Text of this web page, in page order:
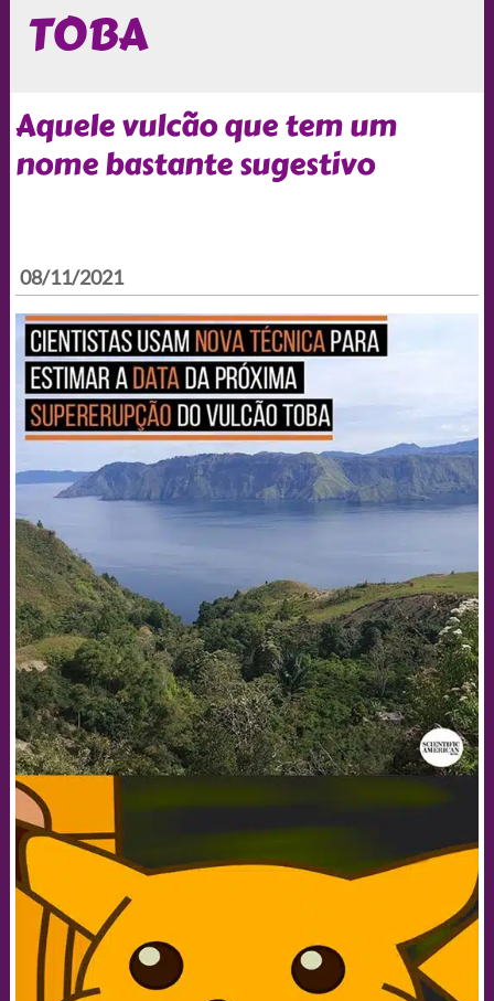
TOBA
Aquele vulcão que tem um
nome bastante sugestivo
08/11/2021